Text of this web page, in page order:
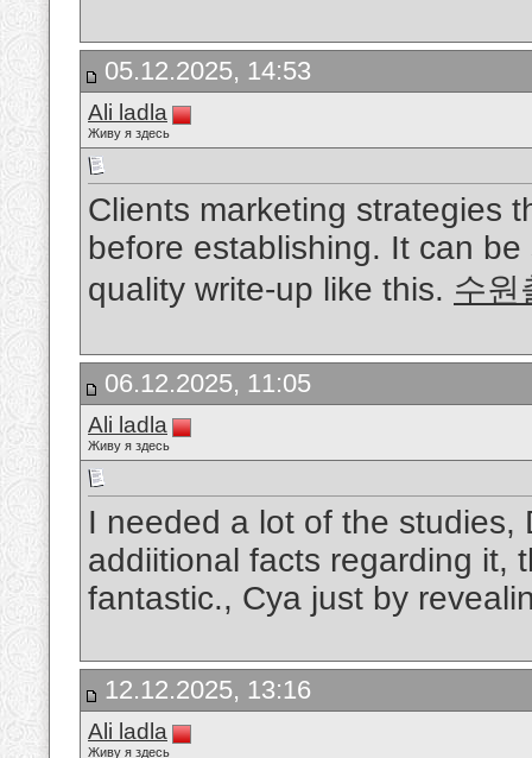
05.12.2025, 14:53
Ali ladla
Живу я здесь
Clients marketing strategies
before establishing. It can
quality write-up like this. 수원
06.12.2025, 11:05
Ali ladla
Живу я здесь
I needed a lot of the studies,
addiitional facts regarding it,
fantastic., Cya just by
12.12.2025, 13:16
Ali ladla
Живу я здесь